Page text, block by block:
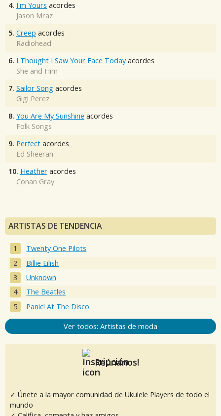
4. I'm Yours acordes
Jason Mraz
5. Creep acordes
Radiohead
6. I Thought I Saw Your Face Today acordes
She and Him
7. Sailor Song acordes
Gigi Perez
8. You Are My Sunshine acordes
Folk Songs
9. Perfect acordes
Ed Sheeran
10. Heather acordes
Conan Gray
ARTISTAS DE TENDENCIA
Twenty One Pilots
Billie Eilish
Unknown
The Beatles
Panic! At The Disco
Ver todos: Artistas de moda
Reúnanos!
✓ Únete a la mayor comunidad de Ukulele Players de todo el
mundo